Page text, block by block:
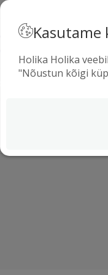
Kasutame
Holika Holika
"Nõustun kõigi